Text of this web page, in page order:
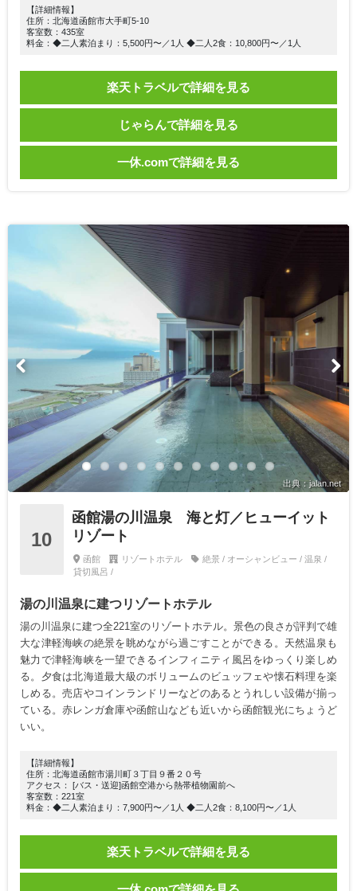
【詳細情報】
住所：北海道函館市大手町5-10
客室数：435室
料金：◆二人素泊まり：5,500円〜／1人 ◆二人2食：10,800円〜／1人
楽天トラベルで詳細を見る
じゃらんで詳細を見る
一休.comで詳細を見る
出典：jalan.net
10
函館湯の川温泉 海と灯／ヒューイット
リゾート
函館 リゾートホテル
絶景 / オーシャンビュー / 温泉 /
貸切風呂 /
湯の川温泉に建つリゾートホテル
湯の川温泉に建つ全221室のリゾートホテル。景色の良さが評判で雄
大な津軽海峡の絶景を眺めながら過ごすことができる。天然温泉も
魅力で津軽海峡を一望できるインフィニティ風呂をゆっくり楽しめ
る。夕食は北海道最大級のボリュームのビュッフェや懐石料理を楽
しめる。売店やコインランドリーなどのあるとうれしい設備が揃っ
ている。赤レンガ倉庫や函館山なども近いから函館観光にちょうど
いい。
【詳細情報】
住所：北海道函館市湯川町３丁目９番２０号
アクセス： [バス・送迎]函館空港から熱帯植物園前へ
客室数：221室
料金：◆二人素泊まり：7,900円〜／1人 ◆二人2食：8,100円〜／1人
楽天トラベルで詳細を見る